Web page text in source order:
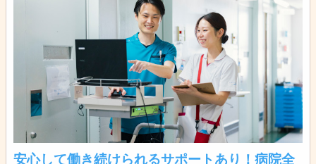
安心して働き続けられるサポートあり！病院全